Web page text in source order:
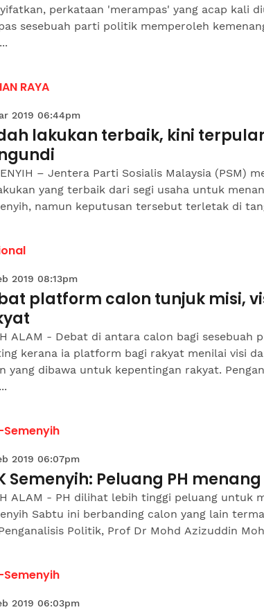
perkataan 'merampas' yang acap kali
sesebuah parti politik memperoleh
RAYA
2019 06:44pm
lakukan terbaik, kini
– Jentera Parti Sosialis Malaysia (PSM)
yang terbaik dari segi usaha untuk
namun keputusan tersebut terletak di
2019 08:13pm
platform calon tunjuk misi,
ALAM - Debat di antara calon bagi sesebuah
kerana ia platform bagi rakyat menilai visi
yang dibawa untuk kepentingan rakyat.
Semenyih
2019 06:07pm
Semenyih: Peluang PH
ALAM - PH dilihat lebih tinggi peluang untuk
Sabtu ini berbanding calon yang lain
Politik, Prof Dr Mohd Azizuddin
Semenyih
2019 06:03pm